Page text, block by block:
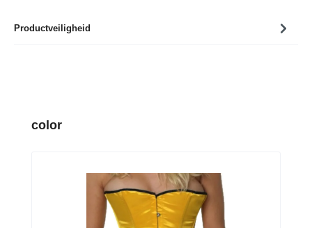
Productveiligheid
Productgalerij overslaan
color